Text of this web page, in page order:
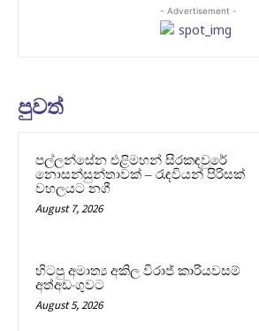
- Advertisement -
පුවත්
පල්ලන්සේන එළිමහන් සිරකඳවුරේ
නොසන්සුන්තාවක් – රැඳවියන් පිරිසක්
වහලයට නගී
August 7, 2026
හිටපු අමාත්‍ය අකිල විරාජ් කාරියවසම්
අත්අඩංගුවට
August 5, 2026